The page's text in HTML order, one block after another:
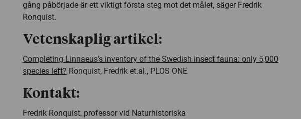
gång påbörjade är ett viktigt första steg mot det målet, säger Fredrik
Ronquist.
Vetenskaplig artikel:
Completing Linnaeus’s inventory of the Swedish insect fauna: only 5,000
species left? Ronquist, Fredrik et.al., PLOS ONE
Kontakt:
Fredrik Ronquist, professor vid Naturhistoriska